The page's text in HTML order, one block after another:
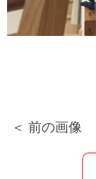
＜ 前の画像